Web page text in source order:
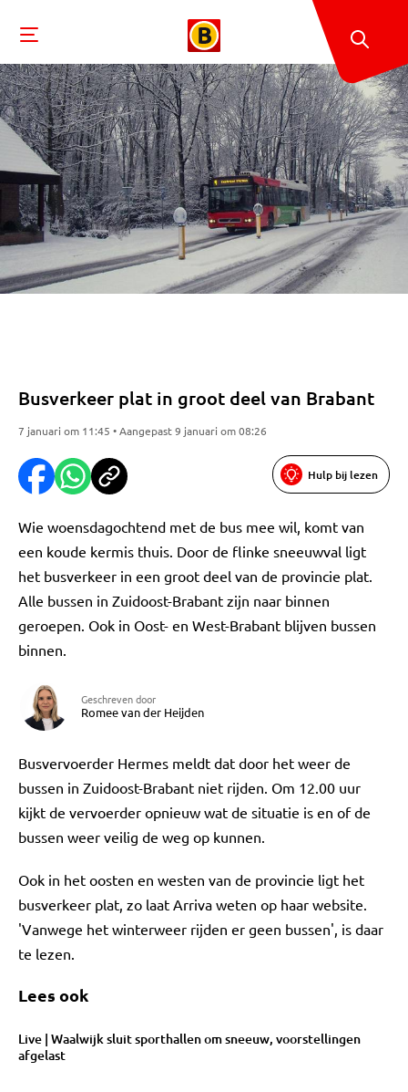
Busverkeer plat in groot deel van Brabant
7 januari om 11:45 • Aangepast 9 januari om 08:26
Hulp bij lezen
Wie woensdagochtend met de bus mee wil, komt van
een koude kermis thuis. Door de flinke sneeuwval ligt
het busverkeer in een groot deel van de provincie plat.
Alle bussen in Zuidoost-Brabant zijn naar binnen
geroepen. Ook in Oost- en West-Brabant blijven bussen
binnen.
Geschreven door
Romee van der Heijden
Busvervoerder Hermes meldt dat door het weer de
bussen in Zuidoost-Brabant niet rijden. Om 12.00 uur
kijkt de vervoerder opnieuw wat de situatie is en of de
bussen weer veilig de weg op kunnen.
Ook in het oosten en westen van de provincie ligt het
busverkeer plat, zo laat Arriva weten op haar website.
'Vanwege het winterweer rijden er geen bussen', is daar
te lezen.
Lees ook
Live | Waalwijk sluit sporthallen om sneeuw, voorstellingen
afgelast